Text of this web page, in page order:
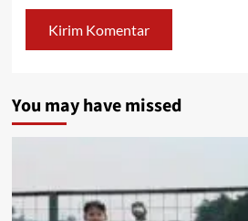
You may have missed